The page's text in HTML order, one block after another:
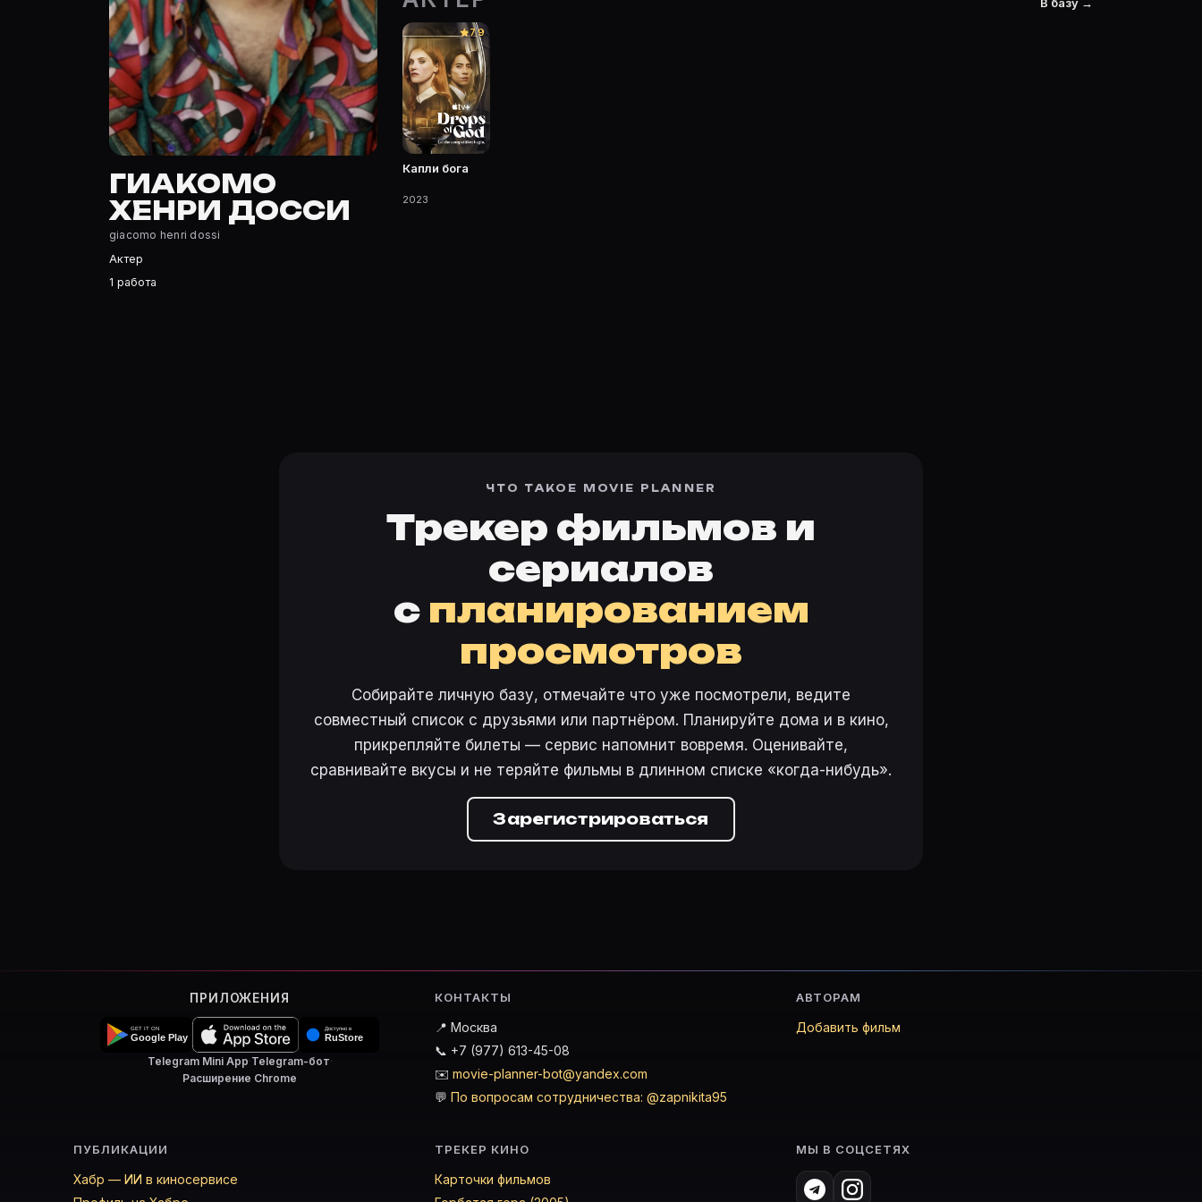
Где открыть фильмографию Гиакомо Хенри Досси?
На Movie Planner: https://movie-planner.ru/s/7150428 — фильмы, сериалы, роли и фото.
ГИАКОМО
ХЕНРИ ДОССИ
giacomo henri dossi
Актер
1 работа
7.9
Капли бога
2023
ЧТО ТАКОЕ MOVIE PLANNER
Трекер фильмов и
сериалов
с планированием
просмотров
Собирайте личную базу, отмечайте что уже посмотрели, ведите
совместный список с друзьями или партнёром. Планируйте дома и в кино,
прикрепляйте билеты — сервис напомнит вовремя. Оценивайте,
сравнивайте вкусы и не теряйте фильмы в длинном списке «когда-нибудь».
Зарегистрироваться
ПРИЛОЖЕНИЯ
Telegram Mini App·Telegram-бот·
Расширение Chrome
КОНТАКТЫ
📍 Москва
📞 +7 (977) 613-45-08
✉️ movie-planner-bot@yandex.com
💬 По вопросам сотрудничества: @zapnikita95
АВТОРАМ
Добавить фильм
ПУБЛИКАЦИИ
Хабр — ИИ в киносервисе
ТРЕКЕР КИНО
Карточки фильмов
МЫ В СОЦСЕТЯХ